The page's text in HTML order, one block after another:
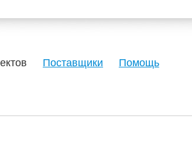
Поставщики Помощь